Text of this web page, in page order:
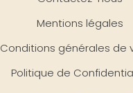
Mentions légales
Conditions générales de
Politique de